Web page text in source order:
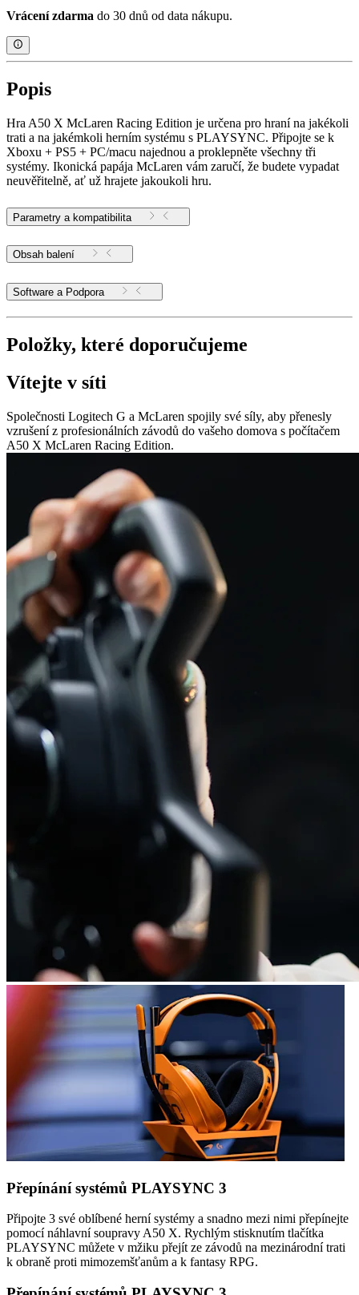
Vrácení zdarma do 30 dnů od data nákupu.
Popis
Hra A50 X McLaren Racing Edition je určena pro hraní na jakékoli
trati a na jakémkoli herním systému s PLAYSYNC. Připojte se k
Xboxu + PS5 + PC/macu najednou a proklepněte všechny tři
systémy. Ikonická papája McLaren vám zaručí, že budete vypadat
neuvěřitelně, ať už hrajete jakoukoli hru.
Parametry a kompatibilita
Obsah balení
Software a Podpora
Položky, které doporučujeme
Vítejte v síti
Společnosti Logitech G a McLaren spojily své síly, aby přenesly
vzrušení z profesionálních závodů do vašeho domova s počítačem
A50 X McLaren Racing Edition.
Přepínání systémů PLAYSYNC 3
Připojte 3 své oblíbené herní systémy a snadno mezi nimi přepínejte
pomocí náhlavní soupravy A50 X. Rychlým stisknutím tlačítka
PLAYSYNC můžete v mžiku přejít ze závodů na mezinárodní trati
k obraně proti mimozemšťanům a k fantasy RPG.